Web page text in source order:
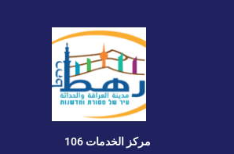
مركز الخدمات 106